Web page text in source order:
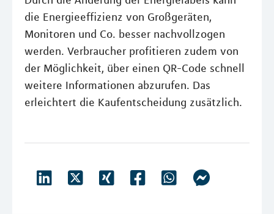
die Energieeffizienz von Großgeräten,
Monitoren und Co. besser nachvollzogen
werden. Verbraucher profitieren zudem von
der Möglichkeit, über einen QR-Code schnell
weitere Informationen abzurufen. Das
erleichtert die Kaufentscheidung zusätzlich.